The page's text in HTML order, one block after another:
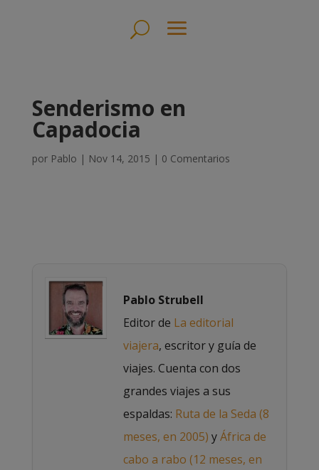
Senderismo en
Capadocia
por Pablo | Nov 14, 2015 | 0 Comentarios
Pablo Strubell
Editor de La editorial
viajera, escritor y guía de
viajes. Cuenta con dos
grandes viajes a sus
espaldas: Ruta de la Seda (8
meses, en 2005) yÁfrica de
cabo a rabo (12 meses, en